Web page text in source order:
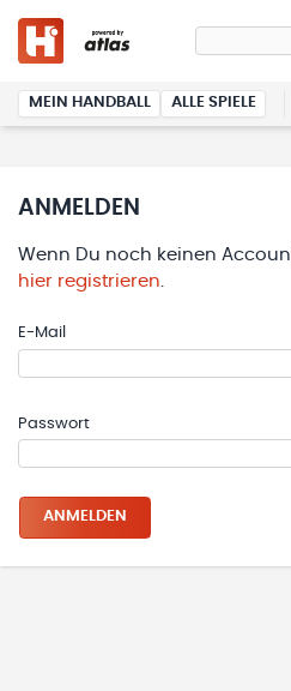
MEIN HANDBALL ALLE SPIELE
ANMELDEN
Wenn Du noch keinen
hier registrieren.
E-Mail
Passwort
ANMELDEN